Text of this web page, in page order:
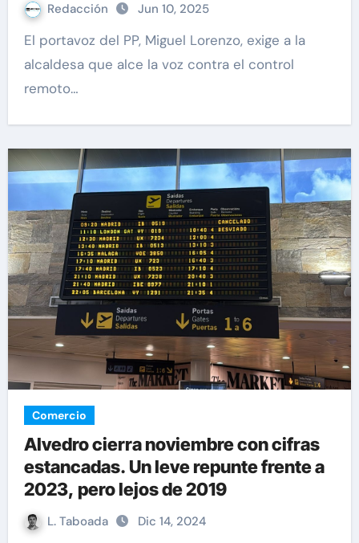
Redacción Jun 10, 2025
El portavoz del PP, Miguel Lorenzo, exige a la
alcaldesa que alce la voz contra el control
remoto…
Comercio
Alvedro cierra noviembre con cifras
estancadas. Un leve repunte frente a
2023, pero lejos de 2019
L. Taboada Dic 14, 2024